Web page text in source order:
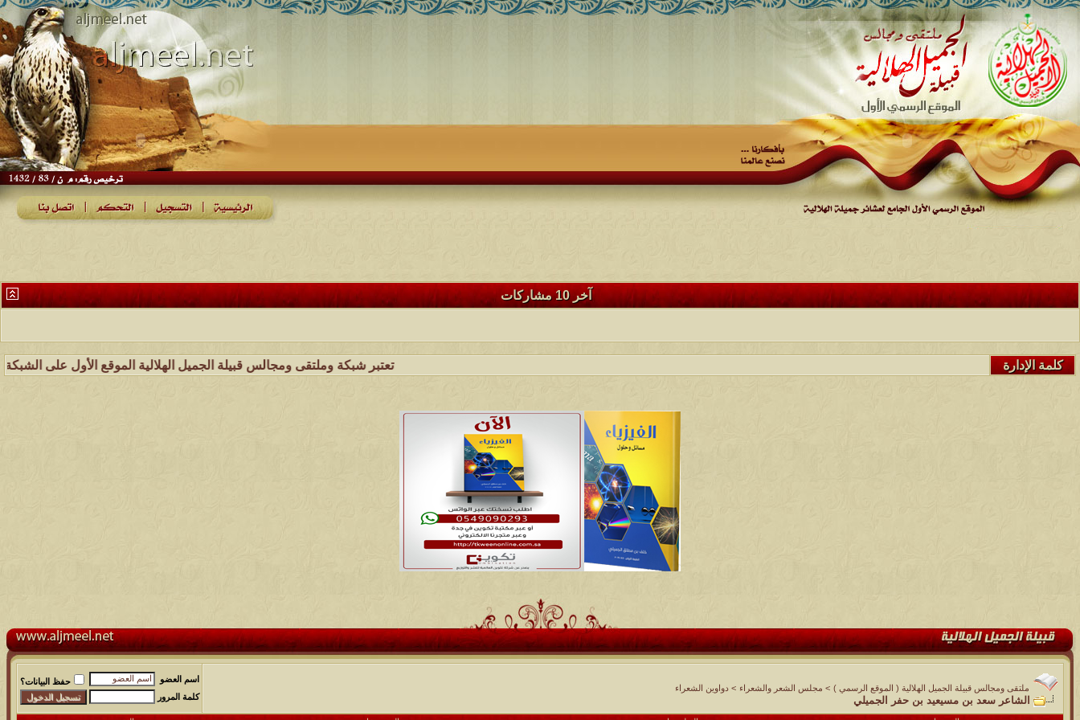
آخر 10 مشاركات
تعتبر شبكة وملتقى ومجالس قبيلة الجميل الهلالية الموقع الأول على الشبكة كلمة الإدارة
ملتقى ومجالس قبيلة الجميل الهلالية ( الموقع الرسمي ) > مجلس الشعر والشعراء > دواوين الشعراء
الشاعر سعد بن مسيعيد بن حفر الجميلي
اسم العضو
حفظ البيانات؟
كلمة المرور